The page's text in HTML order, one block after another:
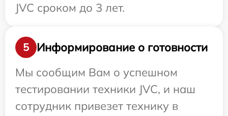
JVC сроком до 3 лет.
5
Информирование о готовности
Мы сообщим Вам о успешном
тестировании техники JVC, и наш
сотрудник привезет технику в